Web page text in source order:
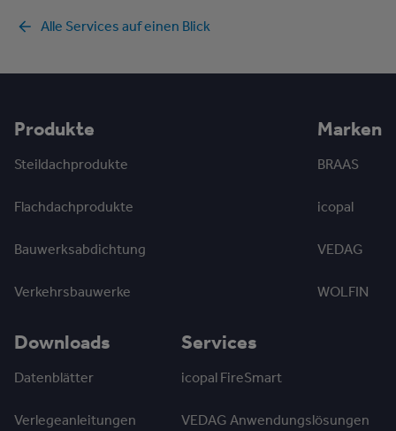
Alle Services auf einen Blick
Produkte
Steildachprodukte
Flachdachprodukte
Bauwerksabdichtung
Verkehrsbauwerke
Marken
BRAAS
icopal
VEDAG
WOLFIN
Downloads
Datenblätter
Verlegeanleitungen
Services
icopal FireSmart
VEDAG Anwendungslösungen